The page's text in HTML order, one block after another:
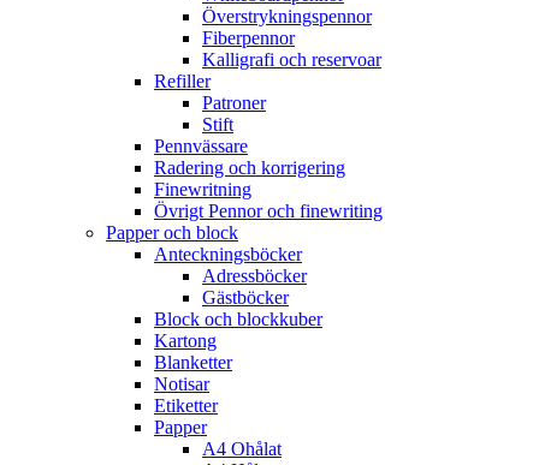
Överstrykningspennor
Fiberpennor
Kalligrafi och reservoar
Refiller
Patroner
Stift
Pennvässare
Radering och korrigering
Finewritning
Övrigt Pennor och finewriting
Papper och block
Anteckningsböcker
Adressböcker
Gästböcker
Block och blockkuber
Kartong
Blanketter
Notisar
Etiketter
Papper
A4 Ohålat